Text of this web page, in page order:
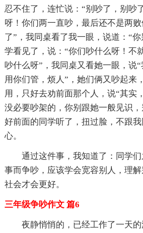
忍不住了，连忙说：“别吵了，别吵
呀！你们两一直吵，最后还不是两
了”，我同桌看了我一眼，说道：“
学看见了，说：“你们吵什么呀！不
吵什么呀”，我同桌又看她一眼，说
用你们管，烦人”，她们俩又吵起来
用，只好去劝前面那个人，说“其实
没必要吵架的，你别跟她一般见识
好前面的同学听了，扭过脸，不跟
心。
通过这件事，我知道了：同学
事而争吵，应该学会宽容别人，理
社会才会更好。
三年级争吵作文 篇6
夜静悄悄的，已经工作了一天